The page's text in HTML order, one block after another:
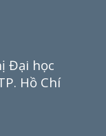
Đại học
Hồ Chí